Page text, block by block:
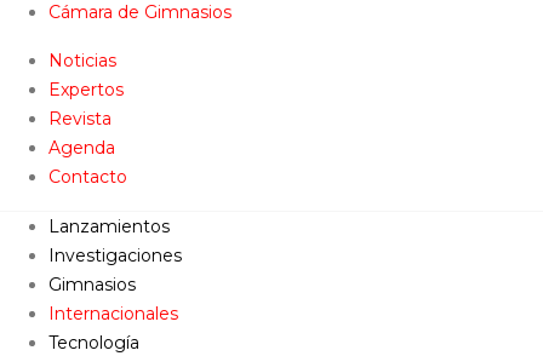
Cámara de Gimnasios
Noticias
Expertos
Revista
Agenda
Contacto
Lanzamientos
Investigaciones
Gimnasios
Internacionales
Tecnología